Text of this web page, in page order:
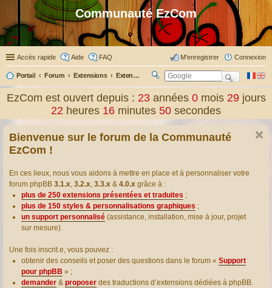
Communauté EzCom
Accès rapide Aide FAQ Connexion
M’enregistrer
Portail Forum Extensions Extensions présentées & traduites
ec
ch
er
EzCom est ouvert depuis : 23 années0 mois29 jours
22 heures 16 minutes 51 secondes
Bienvenue sur le forum de la Communauté
EzCom !
En ces lieux, nous vous aidons à mettre en place et à personnaliser votre
forum phpBB 3.1.x, 3.2.x, 3.3.x & 4.0.x grâce à :
plus de 250 extensions présentées et traduites ;
plus de 150 styles & personnalisations graphiques ;
un support personnalisé (assistance, installation, mise à jour, projet
sur mesure).
Une fois inscrit.e, vous pouvez :
obtenir des conseils et poser des questions dans le forum « Support
pour phpBB » ;
demander & proposer des traductions d’extensions dédiées à phpBB.